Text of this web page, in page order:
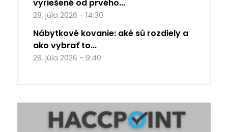
vyriešené od prvého...
28. júla 2026 - 14:30
Nábytkové kovanie: aké sú rozdiely a
ako vybrať to...
28. júla 2026 - 9:40